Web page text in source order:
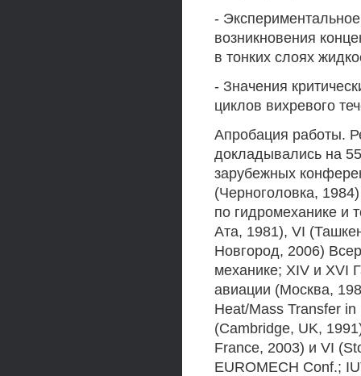
-
возникновения
в тонких слоях
- Значения
циклов вихревого
Апробация работы.
докладывались на
зарубежных
(Черноголовка,
по гидромеханике и
Ата, 1981), VI
Новгород, 2006)
механике; XIV и XVI
авиации (Москва,
Heat/Mass Transfer
(Cambridge, UK,
France, 2003) и VI
EUROMECH Conf.;